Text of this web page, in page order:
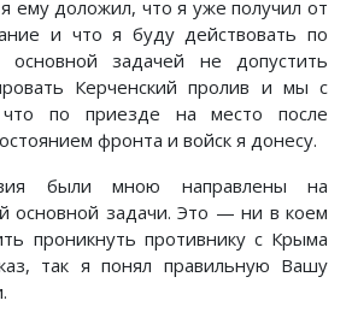
ему доложил, что я уже получил от
и что я буду действовать по
основной задачей не допустить
Керченский пролив и мы с
что по приезде на место после
фронта и войск я донесу.
были мною направлены на
основной задачи. Это — ни в коем
проникнуть противнику с Крыма
так я понял правильную Вашу